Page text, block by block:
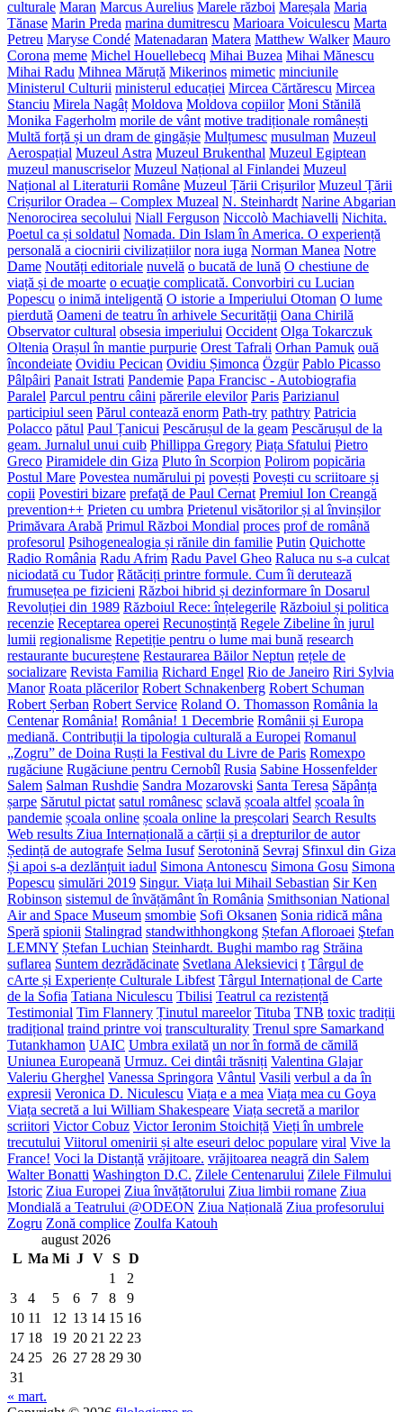
culturale Maran Marcus Aurelius Marele război Mareșala Maria
Tănase Marin Preda marina dumitrescu Marioara Voiculescu Marta
Petreu Maryse Condé Matenadaran Matera Matthew Walker Mauro
Corona meme Michel Houellebecq Mihai Buzea Mihai Mănescu
Mihai Radu Mihnea Măruță Mikerinos mimetic minciunile
Ministerul Culturii ministerul educației Mircea Cărtărescu Mircea
Stanciu Mirela Nagâț Moldova Moldova copiilor Moni Stănilă
Monika Fagerholm morile de vânt motive tradiționale românești
Multă forță și un dram de gingășie Mulțumesc musulman Muzeul
Aerospațial Muzeul Astra Muzeul Brukenthal Muzeul Egiptean
muzeul manuscriselor Muzeul Național al Finlandei Muzeul
Național al Literaturii Române Muzeul Țării Crișurilor Muzeul Țării
Crișurilor Oradea – Complex Muzeal N. Steinhardt Narine Abgarian
Nenorocirea secolului Niall Ferguson Niccolò Machiavelli Nichita.
Poetul ca și soldatul Nomada. Din Islam în America. O experiență
personală a ciocnirii civilizațiilor nora iuga Norman Manea Notre
Dame Noutăți editoriale nuvelă o bucată de lună O chestiune de
viață și de moarte o ecuaţie complicată. Convorbiri cu Lucian
Popescu o inimă inteligentă O istorie a Imperiului Otoman O lume
pierdută Oameni de teatru în arhivele Securității Oana Chirilă
Observator cultural obsesia imperiului Occident Olga Tokarczuk
Oltenia Orașul în mantie purpurie Orest Tafrali Orhan Pamuk ouă
încondeiate Ovidiu Pecican Ovidiu Șimonca Özgür Pablo Picasso
Pâlpâiri Panait Istrati Pandemie Papa Francisc - Autobiografia
Paralel Parcul pentru câini părerile elevilor Paris Parizianul
participiul seen Părul contează enorm Path-try pathtry Patricia
Polacco pătul Paul Țanicui Pescărușul de la geam Pescărușul de la
geam. Jurnalul unui cuib Phillippa Gregory Piața Sfatului Pietro
Greco Piramidele din Giza Pluto în Scorpion Polirom popicăria
Postul Mare Povestea numărului pi povești Povești cu scriitoare și
copii Povestiri bizare prefaţă de Paul Cernat Premiul Ion Creangă
prevention++ Prieten cu umbra Prietenul visătorilor și al învinșilor
Primăvara Arabă Primul Război Mondial proces prof de română
profesorul Psihogenealogia și rănile din familie Putin Quichotte
Radio România Radu Afrim Radu Pavel Gheo Raluca nu s-a culcat
niciodată cu Tudor Rătăciți printre formule. Cum îi derutează
frumusețea pe fizicieni Război hibrid și dezinformare în Dosarul
Revoluției din 1989 Războiul Rece: înțelegerile Războiul și politica
recenzie Receptarea operei Recunoștință Regele Zibeline în jurul
lumii regionalisme Repetiție pentru o lume mai bună research
restaurante bucureștene Restaurarea Băilor Neptun rețele de
socializare Revista Familia Richard Engel Rio de Janeiro Riri Sylvia
Manor Roata plăcerilor Robert Schnakenberg Robert Schuman
Robert Șerban Robert Service Roland O. Thomasson România la
Centenar România! România! 1 Decembrie Românii și Europa
mediană. Contribuții la tipologia culturală a Europei Romanul
„Zogru” de Doina Ruști la Festival du Livre de Paris Romexpo
rugăciune Rugăciune pentru Cernobîl Rusia Sabine Hossenfelder
Salem Salman Rushdie Sandra Mozarovski Santa Teresa Săpânța
șarpe Sărutul pictat satul românesc sclavă școala altfel școala în
pandemie școala online școala online la preșcolari Search Results
Web results Ziua Internațională a cărții și a drepturilor de autor
Ședință de autografe Selma Iusuf Serotonină Sevraj Sfinxul din Giza
Și apoi s-a dezlănțuit iadul Simona Antonescu Simona Gosu Simona
Popescu simulări 2019 Singur. Viața lui Mihail Sebastian Sir Ken
Robinson sistemul de învățământ în România Smithsonian National
Air and Space Museum smombie Sofi Oksanen Sonia ridică mâna
Speră spionii Stalingrad standwithhongkong Ștefan Afloroaei Ştefan
LEMNY Ștefan Luchian Steinhardt. Bughi mambo rag Străina
suflarea Suntem dezrădăcinate Svetlana Aleksievici t Târgul de
cArte și Experiențe Culturale Libfest Târgul Internațional de Carte
de la Sofia Tatiana Niculescu Tbilisi Teatrul ca rezistență
Testimonial Tim Flannery Ținutul mareelor Tituba TNB toxic tradiții
tradițional traind printre voi transculturality Trenul spre Samarkand
Tutankhamon UAIC Umbra exilată un nor în formă de cămilă
Uniunea Europeană Urmuz. Cei dintâi trăsniți Valentina Glajar
Valeriu Gherghel Vanessa Springora Vântul Vasili verbul a da în
expresii Veronica D. Niculescu Viața e a mea Viața mea cu Goya
Viața secretă a lui William Shakespeare Viața secretă a marilor
scriitori Victor Cobuz Victor Ieronim Stoichiță Vieți în umbrele
trecutului Viitorul omenirii și alte eseuri deloc populare viral Vive la
France! Voci la Distanță vrăjitoare. vrăjitoarea neagră din Salem
Walter Bonatti Washington D.C. Zilele Centenarului Zilele Filmului
Istoric Ziua Europei Ziua învățătorului Ziua limbii romane Ziua
Mondială a Teatrului @ODEON Ziua Națională Ziua profesorului
Zogru Zonă complice Zoulfa Katouh
august 2026
L Ma Mi J V S D
1
2
3
4 5 6 7 8
9
10 11 12 13 14 15 16
17 18 19 20 21 22 23
24 25 26 27 28 29 30
31
« mart.